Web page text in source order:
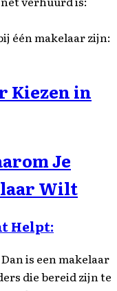
één makelaar zijn:
Kiezen in
Je
Wilt
Helpt:
Dan is een makelaar
die bereid zijn te